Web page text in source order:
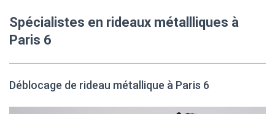
Spécialistes en rideaux métallliques à
Paris 6
Déblocage de rideau métallique à Paris 6